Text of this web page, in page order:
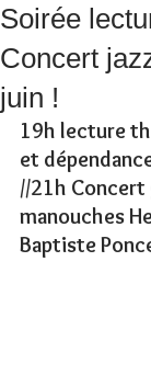
Soirée
Concert
juin !
19h lecture
et
//21h
manouches
Baptiste